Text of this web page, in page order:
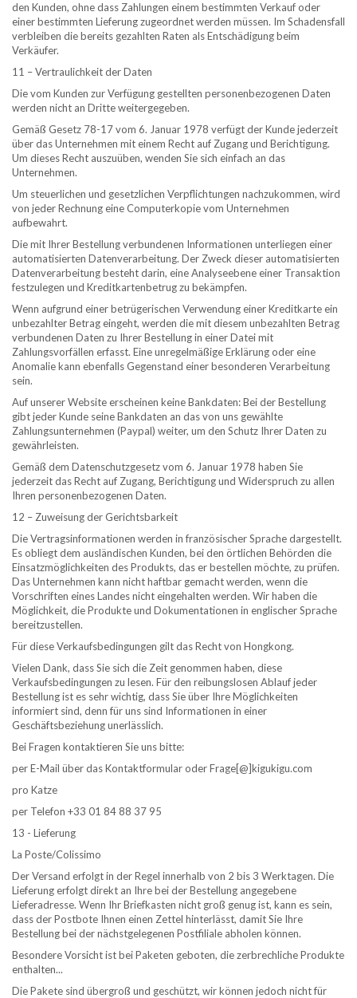
den Kunden, ohne dass Zahlungen einem bestimmten Verkauf oder
einer bestimmten Lieferung zugeordnet werden müssen. Im Schadensfall
verbleiben die bereits gezahlten Raten als Entschädigung beim
Verkäufer.
11 – Vertraulichkeit der Daten
Die vom Kunden zur Verfügung gestellten personenbezogenen Daten
werden nicht an Dritte weitergegeben.
Gemäß Gesetz 78-17 vom 6. Januar 1978 verfügt der Kunde jederzeit
über das Unternehmen mit einem Recht auf Zugang und Berichtigung.
Um dieses Recht auszuüben, wenden Sie sich einfach an das
Unternehmen.
Um steuerlichen und gesetzlichen Verpflichtungen nachzukommen, wird
von jeder Rechnung eine Computerkopie vom Unternehmen
aufbewahrt.
Die mit Ihrer Bestellung verbundenen Informationen unterliegen einer
automatisierten Datenverarbeitung. Der Zweck dieser automatisierten
Datenverarbeitung besteht darin, eine Analyseebene einer Transaktion
festzulegen und Kreditkartenbetrug zu bekämpfen.
Wenn aufgrund einer betrügerischen Verwendung einer Kreditkarte ein
unbezahlter Betrag eingeht, werden die mit diesem unbezahlten Betrag
verbundenen Daten zu Ihrer Bestellung in einer Datei mit
Zahlungsvorfällen erfasst. Eine unregelmäßige Erklärung oder eine
Anomalie kann ebenfalls Gegenstand einer besonderen Verarbeitung
sein.
Auf unserer Website erscheinen keine Bankdaten: Bei der Bestellung
gibt jeder Kunde seine Bankdaten an das von uns gewählte
Zahlungsunternehmen (Paypal) weiter, um den Schutz Ihrer Daten zu
gewährleisten.
Gemäß dem Datenschutzgesetz vom 6. Januar 1978 haben Sie
jederzeit das Recht auf Zugang, Berichtigung und Widerspruch zu allen
Ihren personenbezogenen Daten.
12 – Zuweisung der Gerichtsbarkeit
Die Vertragsinformationen werden in französischer Sprache dargestellt.
Es obliegt dem ausländischen Kunden, bei den örtlichen Behörden die
Einsatzmöglichkeiten des Produkts, das er bestellen möchte, zu prüfen.
Das Unternehmen kann nicht haftbar gemacht werden, wenn die
Vorschriften eines Landes nicht eingehalten werden. Wir haben die
Möglichkeit, die Produkte und Dokumentationen in englischer Sprache
bereitzustellen.
Für diese Verkaufsbedingungen gilt das Recht von Hongkong.
Vielen Dank, dass Sie sich die Zeit genommen haben, diese
Verkaufsbedingungen zu lesen. Für den reibungslosen Ablauf jeder
Bestellung ist es sehr wichtig, dass Sie über Ihre Möglichkeiten
informiert sind, denn für uns sind Informationen in einer
Geschäftsbeziehung unerlässlich.
Bei Fragen kontaktieren Sie uns bitte:
per E-Mail über das Kontaktformular oder Frage[@]kigukigu.com
pro Katze
per Telefon +33 01 84 88 37 95
13 - Lieferung
La Poste/Colissimo
Der Versand erfolgt in der Regel innerhalb von 2 bis 3 Werktagen. Die
Lieferung erfolgt direkt an Ihre bei der Bestellung angegebene
Lieferadresse. Wenn Ihr Briefkasten nicht groß genug ist, kann es sein,
dass der Postbote Ihnen einen Zettel hinterlässt, damit Sie Ihre
Bestellung bei der nächstgelegenen Postfiliale abholen können.
Besondere Vorsicht ist bei Paketen geboten, die zerbrechliche Produkte
enthalten...
Die Pakete sind übergroß und geschützt, wir können jedoch nicht für